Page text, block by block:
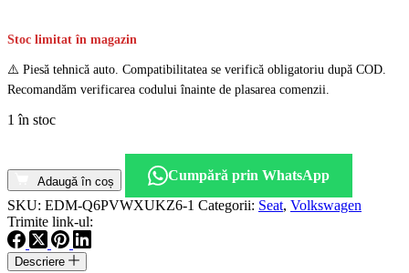
Stoc limitat în magazin
⚠️ Piesă tehnică auto. Compatibilitatea se verifică obligatoriu după COD.
Recomandăm verificarea codului înainte de plasarea comenzii.
1 în stoc
Turbina
Volkswagen
Golf
6
1.4
TSI
160
Adaugă în coș
Cumpără prin WhatsApp
SKU: EDM-Q6PVWXUKZ6-1 Categorii: Seat, Volkswagen
Trimite link-ul:
Descriere